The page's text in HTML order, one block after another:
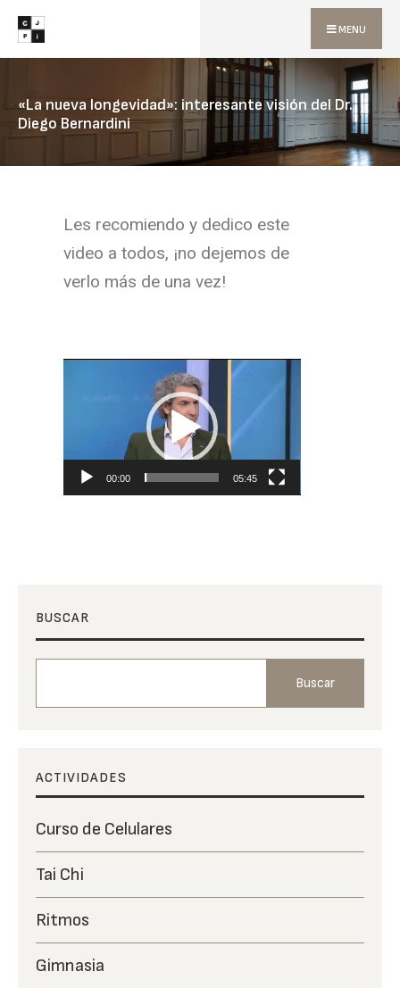
MENU
«La nueva longevidad»: interesante visión del Dr.
Diego Bernardini
Les recomiendo y dedico este
video a todos, ¡no dejemos de
verlo más de una vez!
00:00 05:45
BUSCAR
Buscar
ACTIVIDADES
Curso de Celulares
Tai Chi
Ritmos
Gimnasia